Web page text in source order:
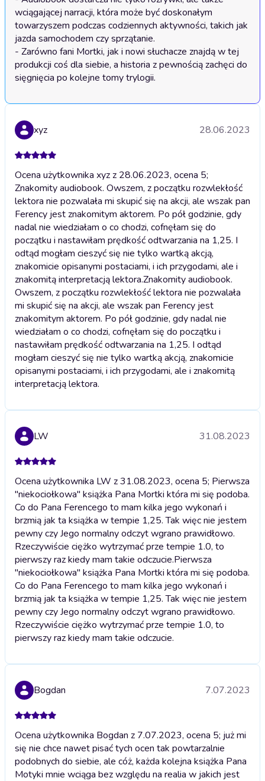
wciągającej narracji, która może być doskonałym
towarzyszem podczas codziennych aktywności, takich jak
jazda samochodem czy sprzątanie.
- Zarówno fani Mortki, jak i nowi słuchacze znajdą w tej
produkcji coś dla siebie, a historia z pewnością zachęci do
xyz 28.06.2023
Ocena użytkownika xyz z 28.06.2023, ocena 5;
Znakomity audiobook. Owszem, z początku rozwlekłość
lektora nie pozwalała mi skupić się na akcji, ale wszak pan
Ferency jest znakomitym aktorem. Po pół godzinie, gdy
nadal nie wiedziałam o co chodzi, cofnęłam się do
początku i nastawiłam prędkość odtwarzania na 1,25. I
odtąd mogłam cieszyć się nie tylko wartką akcją,
znakomicie opisanymi postaciami, i ich przygodami, ale i
znakomitą interpretacją lektora.Znakomity audiobook.
Owszem, z początku rozwlekłość lektora nie pozwalała
mi skupić się na akcji, ale wszak pan Ferency jest
znakomitym aktorem. Po pół godzinie, gdy nadal nie
wiedziałam o co chodzi, cofnęłam się do początku i
nastawiłam prędkość odtwarzania na 1,25. I odtąd
mogłam cieszyć się nie tylko wartką akcją, znakomicie
opisanymi postaciami, i ich przygodami, ale i znakomitą
interpretacją lektora.
LW 31.08.2023
Ocena użytkownika LW z 31.08.2023, ocena 5; Pierwsza
"niekociołkowa" książka Pana Mortki która mi się podoba.
Co do Pana Ferencego to mam kilka jego wykonań i
brzmią jak ta książka w tempie 1,25. Tak więc nie jestem
pewny czy Jego normalny odczyt wgrano prawidłowo.
Rzeczywiście ciężko wytrzymać prze tempie 1.0, to
pierwszy raz kiedy mam takie odczucie.Pierwsza
"niekociołkowa" książka Pana Mortki która mi się podoba.
Co do Pana Ferencego to mam kilka jego wykonań i
brzmią jak ta książka w tempie 1,25. Tak więc nie jestem
pewny czy Jego normalny odczyt wgrano prawidłowo.
Rzeczywiście ciężko wytrzymać prze tempie 1.0, to
pierwszy raz kiedy mam takie odczucie.
Bogdan 7.07.2023
Ocena użytkownika Bogdan z 7.07.2023, ocena 5; już mi
się nie chce nawet pisać tych ocen tak powtarzalnie
podobnych do siebie, ale cóż, każda kolejna książka Pana
Motyki mnie wciąga bez względu na realia w jakich jest